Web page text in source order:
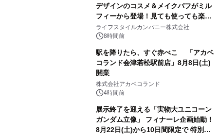
デザインのコスメ＆メイクパフがミル
フィーから登場！見ても使っても楽し
い、ポップでキュートなコレクショ
ン。
ライフスタイルカンパニー株式会社
8時間前
駅を降りたら、すぐ赤べこ 「アカベ
コランド会津若松駅前店」8月8日(土)
開業
株式会社アカベコランド
4時間前
展示終了を迎える「実物大ユニコーン
ガンダム立像」 フィナーレ企画始動！
8月22日(土)から10日間限定で 特別映